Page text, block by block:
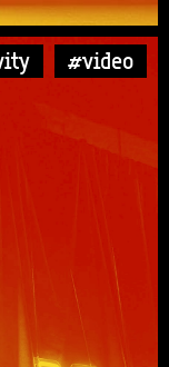
#video